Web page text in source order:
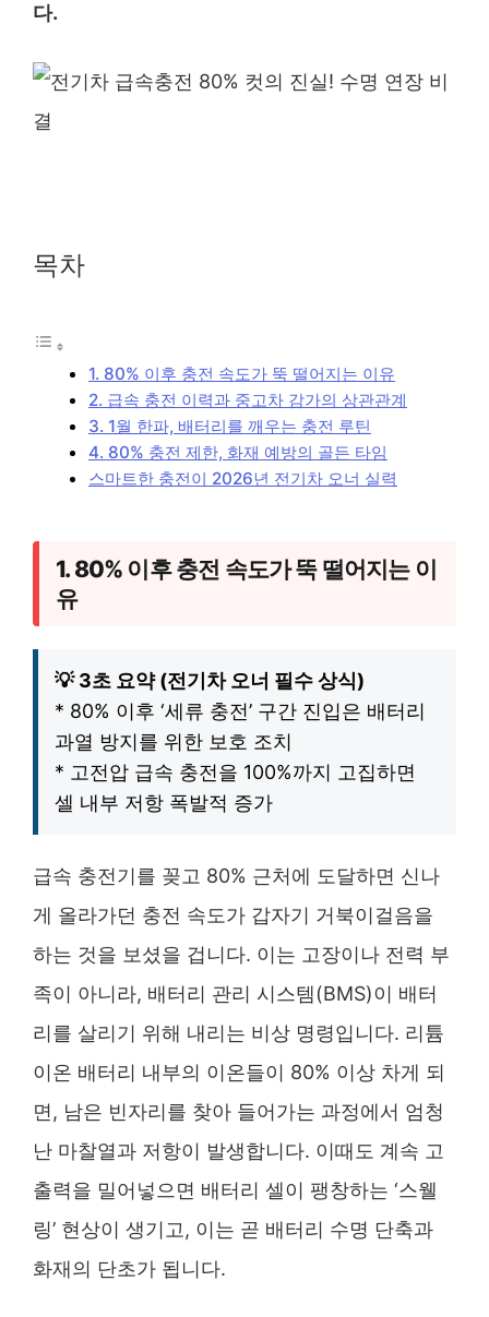
다.
목차
1. 80% 이후 충전 속도가 뚝 떨어지는 이유
2. 급속 충전 이력과 중고차 감가의 상관관계
3. 1월 한파, 배터리를 깨우는 충전 루틴
4. 80% 충전 제한, 화재 예방의 골든 타임
스마트한 충전이 2026년 전기차 오너 실력
1. 80% 이후 충전 속도가 뚝 떨어지는 이
유
💡 3초 요약 (전기차 오너 필수 상식)
* 80% 이후 ‘세류 충전’ 구간 진입은 배터리
과열 방지를 위한 보호 조치
* 고전압 급속 충전을 100%까지 고집하면
셀 내부 저항 폭발적 증가
급속 충전기를 꽂고 80% 근처에 도달하면 신나
게 올라가던 충전 속도가 갑자기 거북이걸음을
하는 것을 보셨을 겁니다. 이는 고장이나 전력 부
족이 아니라, 배터리 관리 시스템(BMS)이 배터
리를 살리기 위해 내리는 비상 명령입니다. 리튬
이온 배터리 내부의 이온들이 80% 이상 차게 되
면, 남은 빈자리를 찾아 들어가는 과정에서 엄청
난 마찰열과 저항이 발생합니다. 이때도 계속 고
출력을 밀어넣으면 배터리 셀이 팽창하는 ‘스웰
링’ 현상이 생기고, 이는 곧 배터리 수명 단축과
화재의 단초가 됩니다.